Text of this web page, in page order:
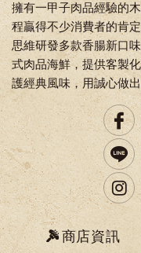
擁有一甲子肉品經驗的
程贏得不少消費者的肯
思維研發多款香腸新口
式肉品海鮮，提供客製
護經典風味，用誠心做
商店資訊